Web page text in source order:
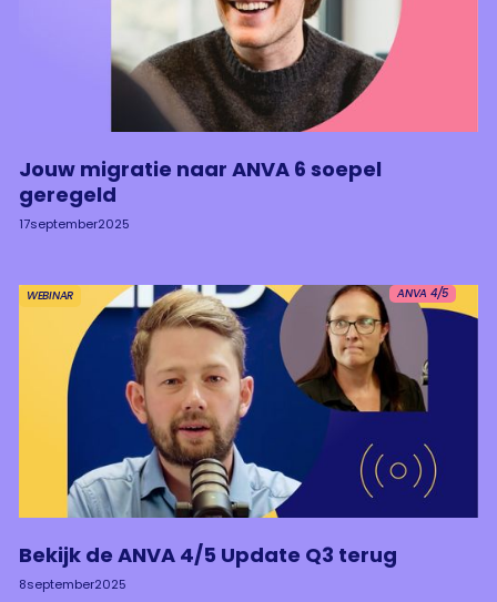
Jouw migratie naar ANVA 6 soepel
geregeld
17september2025
ANVA 4/5
WEBINAR
Bekijk de ANVA 4/5 Update Q3 terug
8september2025